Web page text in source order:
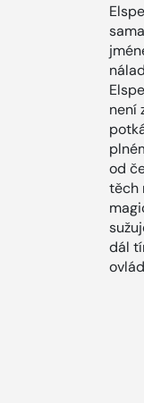
není
od
těch
dál